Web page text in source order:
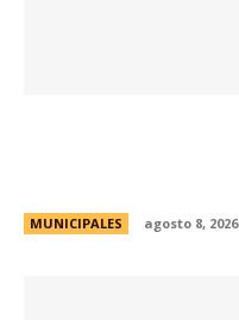
MUNICIPALES agosto 8, 2026